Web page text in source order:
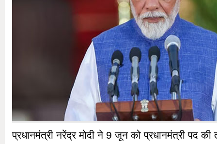
प्रधानमंत्री नरेंद्र मोदी ने 9 जून को प्रधानमंत्री पद